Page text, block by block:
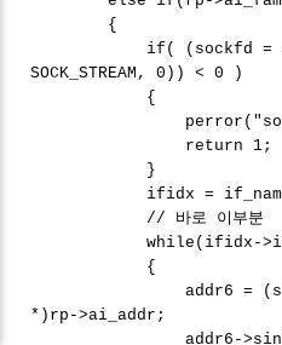
{
if( (sockfd =
SOCK_STREAM, 0)) < 0 )
{
return 1;
}
ifidx =
// 바로 이부분
while(ifidx-
{
addr6 = (struct
*)rp->ai_addr;
addr6-